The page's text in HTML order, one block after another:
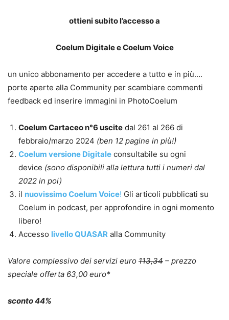
ottieni subito l’accesso a
Coelum Digitale e Coelum Voice
un unico abbonamento per accedere a tutto e in più….
porte aperte alla Community per scambiare commenti
feedback ed inserire immagini in PhotoCoelum
Coelum Cartaceo n°6 uscite dal 261 al 266 di
febbraio/marzo 2024 (ben 12 pagine in più!)
Coelum versione Digitale consultabile su ogni
device (sono disponibili alla lettura tutti i numeri dal
2022 in poi)
il nuovissimo Coelum Voice! Gli articoli pubblicati su
Coelum in podcast, per approfondire in ogni momento
libero!
Accesso livello QUASAR alla Community
Valore complessivo dei servizi euro 113,34 – prezzo
speciale offerta 63,00 euro*
sconto 44%